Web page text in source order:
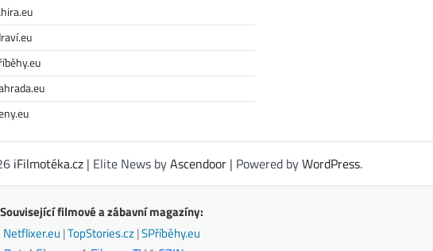
iFilmotéka.cz| Elite News byAscendoor| Powered byWordPress.
Související filmové a zábavní magazíny:
Netflixer.eu |TopStories.cz|SPříběhy.eu